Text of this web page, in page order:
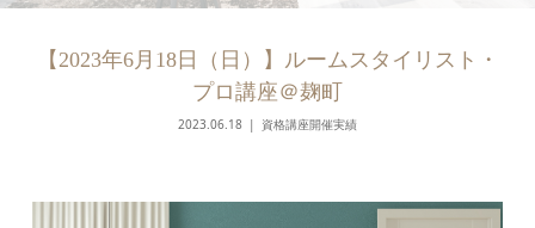
【2023年6月18日（日）】ルームスタイリスト・
プロ講座＠麹町
2023.06.18 資格講座開催実績